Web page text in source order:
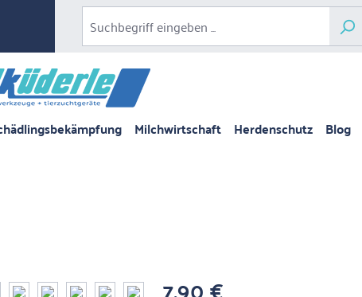
Milchwirtschaft Herdenschutz Blog
Regulärer Preis: